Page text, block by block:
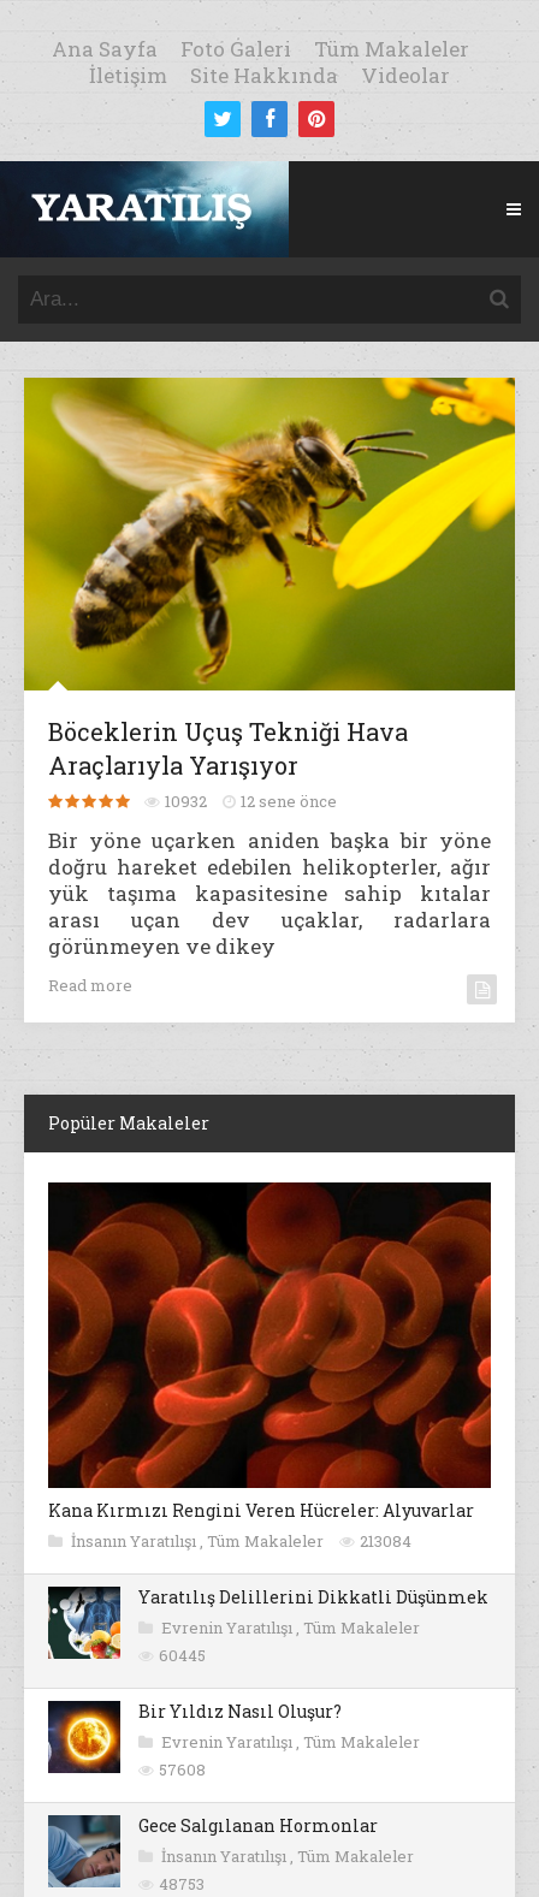
Ana Sayfa Foto Galeri
Tüm Makaleler
İletişim
Site Hakkında Videolar
Böceklerin Uçuş Tekniği Hava
Araçlarıyla Yarışıyor
10932 12 sene önce
Bir yöne uçarken aniden başka bir yöne
doğru hareket edebilen helikopterler, ağır
yük taşıma kapasitesine sahip kıtalar
arası uçan dev uçaklar, radarlara
görünmeyen ve dikey
Read more
Popüler Makaleler
Kana Kırmızı Rengini Veren Hücreler: Alyuvarlar
İnsanın Yaratılışı , Tüm Makaleler 213084
Yaratılış Delillerini Dikkatli Düşünmek
Evrenin Yaratılışı , Tüm Makaleler
60445
Bir Yıldız Nasıl Oluşur?
Evrenin Yaratılışı , Tüm Makaleler
57608
Gece Salgılanan Hormonlar
İnsanın Yaratılışı , Tüm Makaleler
48753